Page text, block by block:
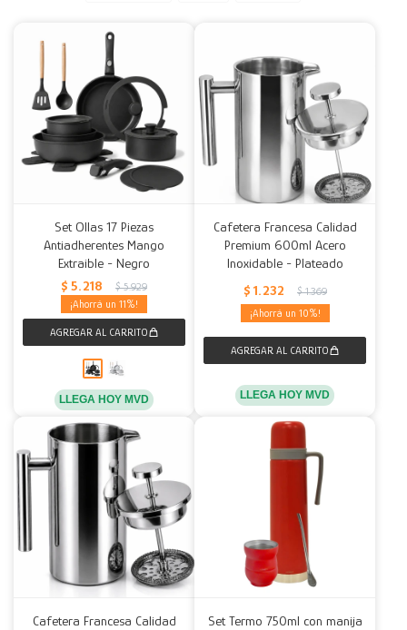
Set Ollas 17 Piezas
Antiadherentes Mango
Extraible - Negro
$ 5.218 $ 5.929
11
LLEGA HOY MVD
Cafetera Francesa Calidad
Premium 600ml Acero
Inoxidable - Plateado
$ 1.232 $ 1.369
10
LLEGA HOY MVD
Cafetera Francesa Calidad
Set Termo 750ml con manija
Calefactores
Acolchados y Frazadas
Fundas
Accesorios para el hogar
Herramientas
Muebles Infantiles